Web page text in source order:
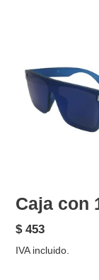
Caja con
Precio
habitual
$ 453
IVA incluido.